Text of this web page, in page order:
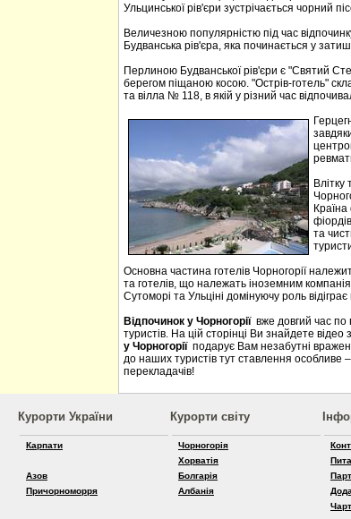
Ульцинської рів'єри зустрічається чорний
Величезною популярністю під час
Будванська рів'єра, яка починається у
Перлиною Будванської рів'єри є "Святий
берегом піщаною косою. "Острів-готель"
та вілла № 118, в якій у різний час
та
Основна частина готелів Чорногорії
та готелів, що належать іноземним
Сутоморі та Ульціні домінуючу роль
Відпочинок у Чорногорії вже довгий час по
туристів. На цій сторінці Ви знайдете
у Чорногоріїподарує Вам незабутні
до наших туристів тут ставлення особливе
перекладачів!
Курорти України
Карпати
Азов
Причорноморря
Курорти світу
Чорногорія
Хорватія
Болгарія
Албанія